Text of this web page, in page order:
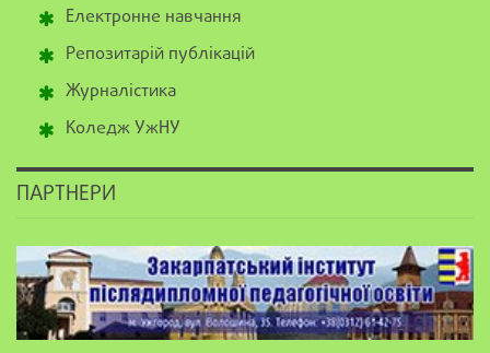
Електронне навчання
Репозитарій публікацій
Журналістика
Коледж УжНУ
ПАРТНЕРИ